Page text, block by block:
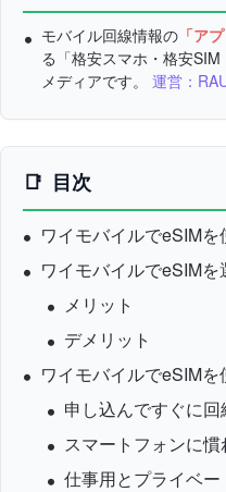
モバイル回線情報の 「ア
る「格安スマホ・格安
メディアです。 運営：
目次
ワイモバイルでeSIM
ワイモバイルでeSIM
メリット
デメリット
ワイモバイルでeSIM
申し込んですぐに
スマートフォンに慣
仕事用とプライベ